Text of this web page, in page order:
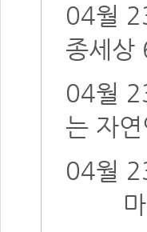
04월
종세상
04월
는 자
04월